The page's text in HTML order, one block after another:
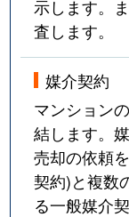
示します。
査します。
媒介契約
マンション
結します。
売却の依頼
契約)と複数
る一般媒介